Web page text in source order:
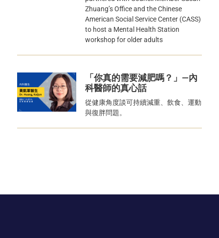
Zhuang’s Office and the Chinese
American Social Service Center (CASS)
to host a Mental Health Station
workshop for older adults
「你真的需要減肥嗎？」—內
科醫師的真心話
從健康角度談可持續減重、飲食、運動
與復胖問題。